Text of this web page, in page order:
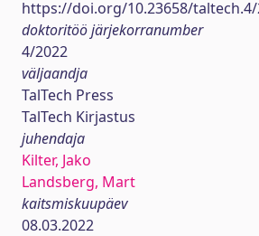
https://doi.org/10.23658/taltech.4/
doktoritöö järjekorranumber
4/2022
väljaandja
TalTech Press
TalTech Kirjastus
juhendaja
Kilter, Jako
Landsberg, Mart
kaitsmiskuupäev
08.03.2022